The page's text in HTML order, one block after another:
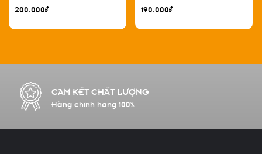
200.000₫
190.000₫
CAM KẾT CHẤT LƯỢNG
Hàng chính hãng 100%